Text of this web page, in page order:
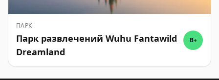
ПАРК
Парк развлечений Wuhu Fantawild
Dreamland
B+